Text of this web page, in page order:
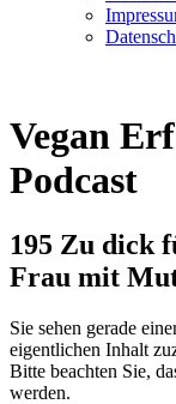
Vegan
Podcast
195 Zu dick
Frau mit
Sie sehen gerade
eigentlichen Inhalt
Bitte beachten Sie,
werden.